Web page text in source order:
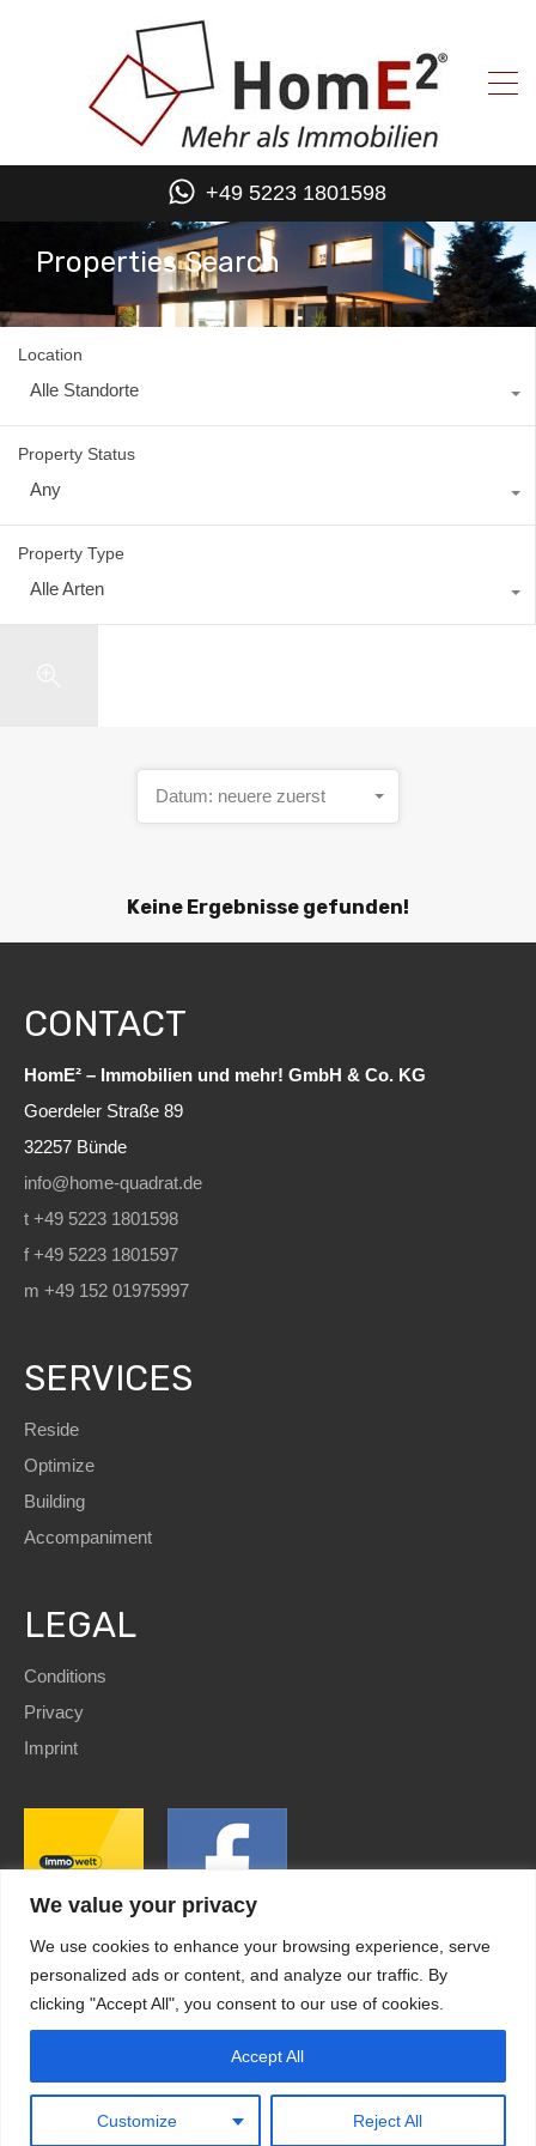
We value your privacy
We use cookies to enhance your browsing experience, serve
personalized ads or content, and analyze our traffic. By
clicking "Accept All", you consent to our use of cookies.
Customize Reject All
Accept All
+49 5223 1801598
Properties Search
Location
Alle Standorte
Property Status
Any
Property Type
Alle Arten
Datum: neuere zuerst
Keine Ergebnisse gefunden!
CONTACT
HomE² – Immobilien und mehr! GmbH & Co. KG
Goerdeler Straße 89
32257 Bünde
info@home-quadrat.de
t +49 5223 1801598
f +49 5223 1801597
m +49 152 01975997
SERVICES
Reside
Optimize
Building
Accompaniment
LEGAL
Conditions
Privacy
Imprint
SEOand Website byimmoWebdesign| Copyright © 2022
MANGELHAFT
0,00 / 5,00